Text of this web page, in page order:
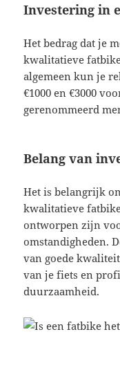
Investering in
Het bedrag dat je
kwalitatieve
algemeen kun je
€1000 en €3000
gerenommeerd
Belang van
Het is belangrijk
kwalitatieve
ontworpen zijn
omstandigheden.
van goede
van je fiets en
duurzaamheid.